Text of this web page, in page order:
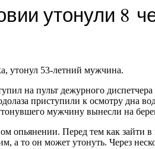
утонули 8
утонул 53-летний мужчина.
на пульт дежурного диспетчера
приступили к осмотру дна
мужчину вынесли на
опьянении. Перед тем как зайти в
а то он может утонуть. Через